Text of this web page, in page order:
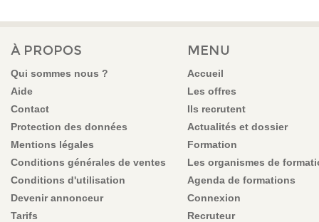
À PROPOS
Qui sommes nous ?
Aide
Contact
Protection des données
Mentions légales
Conditions générales de ventes
Conditions d'utilisation
Devenir annonceur
Tarifs
MENU
Accueil
Les offres
Ils recrutent
Actualités et dossier
Formation
Les organismes de
Agenda de formations
Connexion
Recruteur